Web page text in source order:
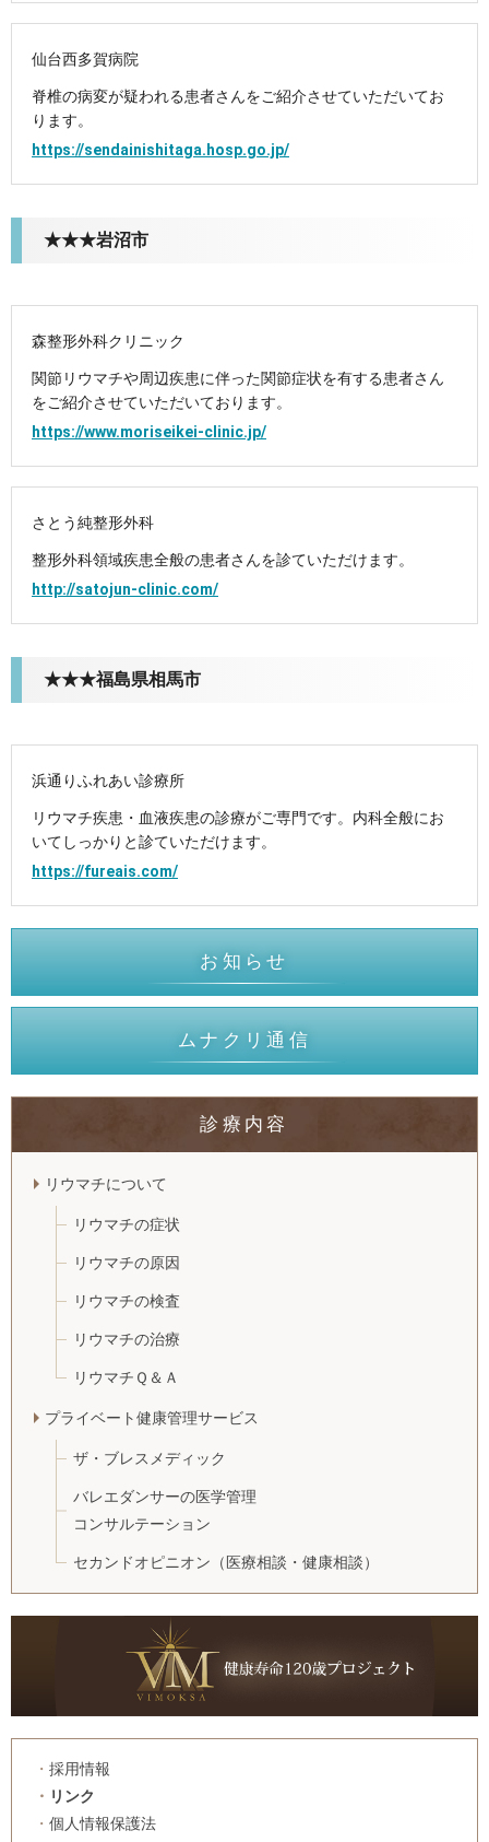
仙台西多賀病院
脊椎の病変が疑われる患者さんをご紹介させていただいてお
ります。
https://sendainishitaga.hosp.go.jp/
★★★岩沼市
森整形外科クリニック
関節リウマチや周辺疾患に伴った関節症状を有する患者さん
をご紹介させていただいております。
https://www.moriseikei-clinic.jp/
さとう純整形外科
整形外科領域疾患全般の患者さんを診ていただけます。
http://satojun-clinic.com/
★★★福島県相馬市
浜通りふれあい診療所
リウマチ疾患・血液疾患の診療がご専門です。内科全般にお
いてしっかりと診ていただけます。
https://fureais.com/
お知らせ
ムナクリ通信
診療内容
リウマチについて
リウマチの症状
リウマチの原因
リウマチの検査
リウマチの治療
リウマチＱ＆Ａ
プライベート健康管理サービス
ザ・ブレスメディック
バレエダンサーの医学管理
コンサルテーション
セカンドオピニオン （医療相談・健康相談）
採用情報
リンク
個人情報保護法